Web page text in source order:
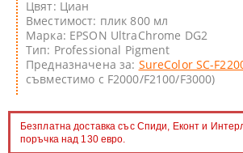
Цвят: Циан
Вместимост: плик 800 мл
Марка: EPSON UltraChrome DG2
Тип: Professional Pigment
Предназначена за: SureColor SC-
съвместимо с F2000/F2100/F3000)
Безплатна доставка със Спиди, Еконт и
поръчка над 130 евро.